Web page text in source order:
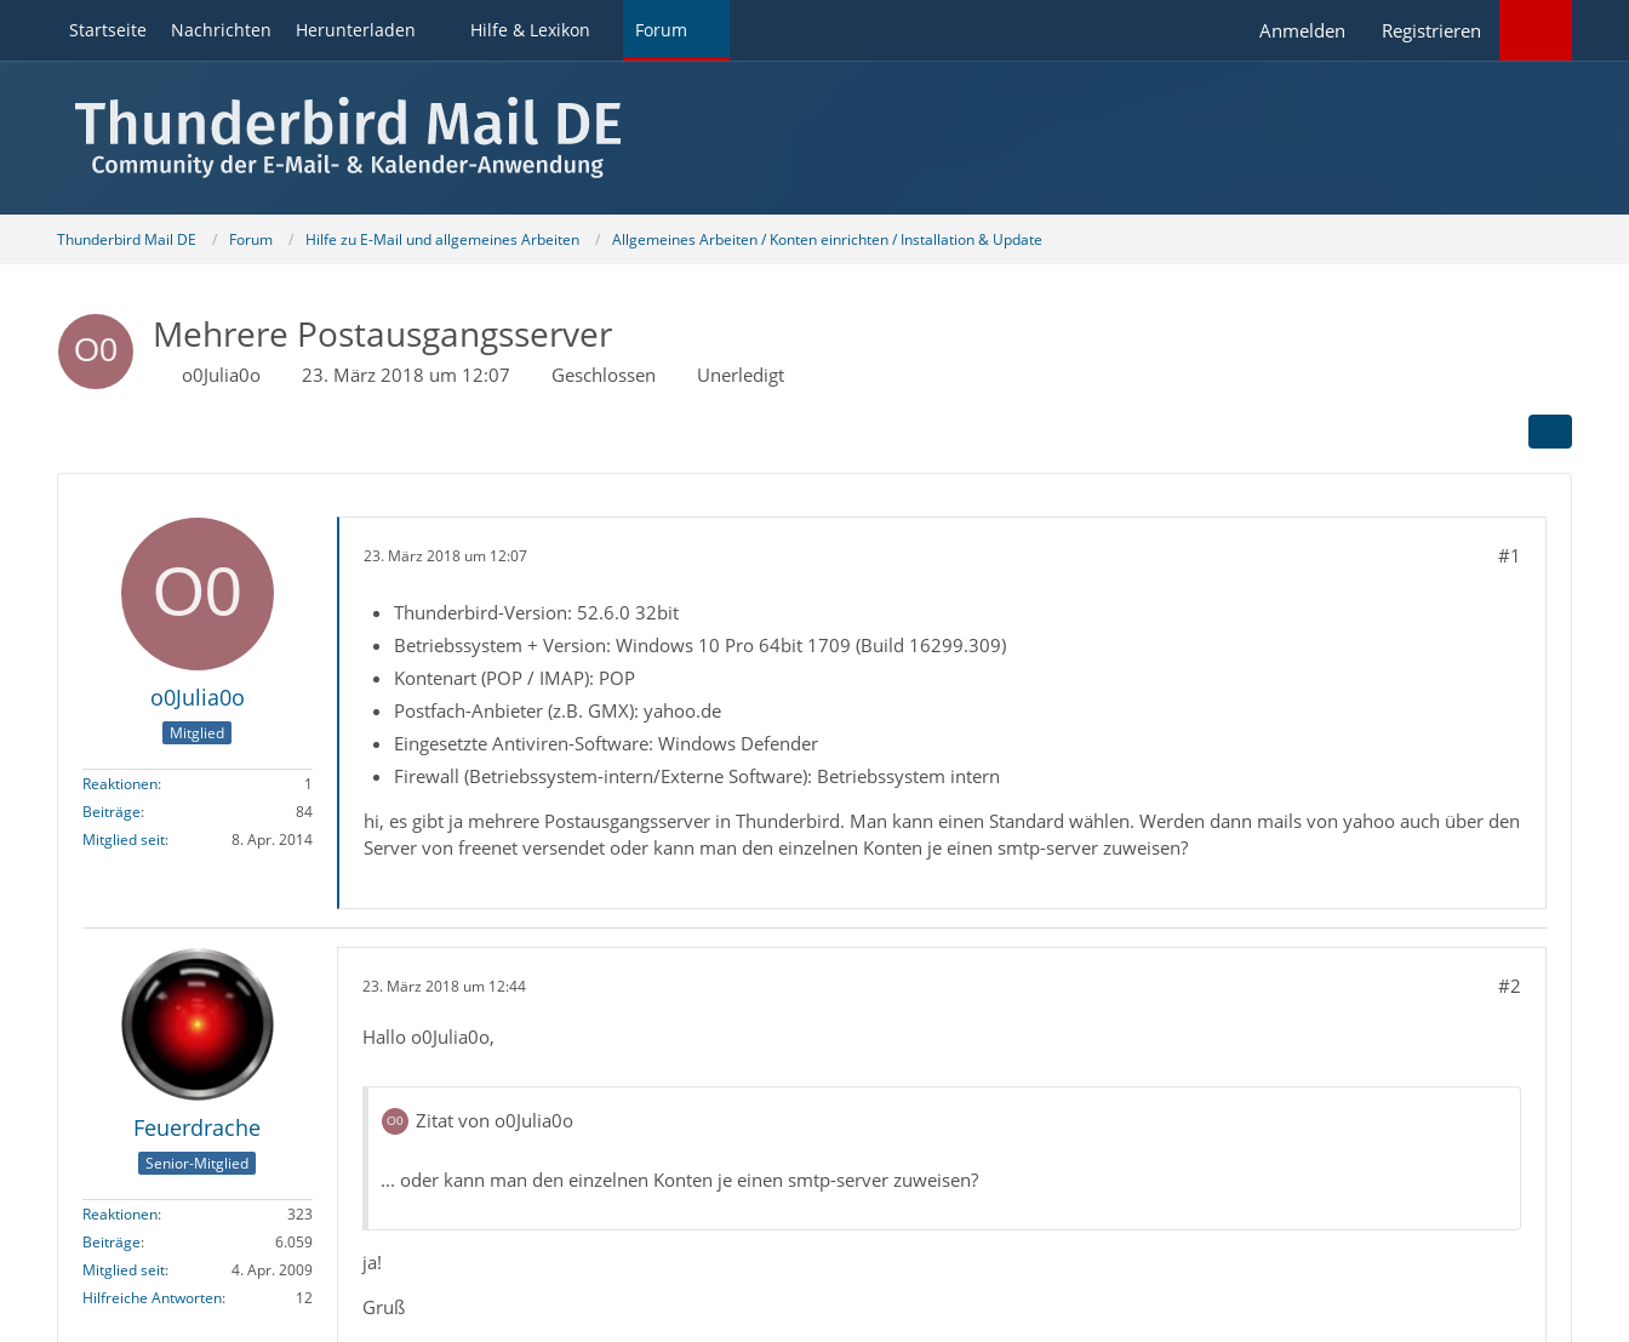
Startseite Nachrichten Herunterladen Hilfe & Lexikon Forum Anmelden Registrieren
Thunderbird Mail DE Forum Hilfe zu E-Mail und allgemeines Arbeiten Allgemeines Arbeiten / Konten einrichten / Installation & Update
Mehrere Postausgangsserver
o0Julia0o 23. März 2018 um 12:07 Geschlossen Unerledigt
o0Julia0o
Mitglied
Reaktionen
1
Beiträge
84
Mitglied seit
8. Apr. 2014
23. März 2018 um 12:07 #1
Thunderbird-Version: 52.6.0 32bit
Betriebssystem + Version: Windows 10 Pro 64bit 1709 (Build 16299.309)
Kontenart (POP / IMAP): POP
Postfach-Anbieter (z.B. GMX): yahoo.de
Eingesetzte Antiviren-Software: Windows Defender
Firewall (Betriebssystem-intern/Externe Software): Betriebssystem intern
hi, es gibt ja mehrere Postausgangsserver in Thunderbird. Man kann einen Standard wählen. Werden dann mails von yahoo auch über den
Server von freenet versendet oder kann man den einzelnen Konten je einen smtp-server zuweisen?
Feuerdrache
Senior-Mitglied
Reaktionen
323
Beiträge
6.059
Mitglied seit
4. Apr. 2009
Hilfreiche Antworten
12
23. März 2018 um 12:44 #2
Hallo o0Julia0o,
Zitat von o0Julia0o
... oder kann man den einzelnen Konten je einen smtp-server zuweisen?
ja!
Gruß